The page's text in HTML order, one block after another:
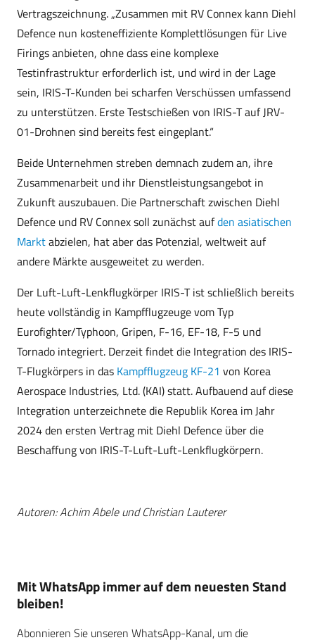
Vertragszeichnung. „Zusammen mit RV Connex kann Diehl
Defence nun kosteneffiziente Komplettlösungen für Live
Firings anbieten, ohne dass eine komplexe
Testinfrastruktur erforderlich ist, und wird in der Lage
sein, IRIS-T-Kunden bei scharfen Verschüssen umfassend
zu unterstützen. Erste Testschießen von IRIS-T auf JRV-
01-Drohnen sind bereits fest eingeplant.“
Beide Unternehmen streben demnach zudem an, ihre
Zusammenarbeit und ihr Dienstleistungsangebot in
Zukunft auszubauen. Die Partnerschaft zwischen Diehl
Defence und RV Connex soll zunächst aufden asiatischen
Marktabzielen, hat aber das Potenzial, weltweit auf
andere Märkte ausgeweitet zu werden.
Der Luft-Luft-Lenkflugkörper IRIS-T ist schließlich bereits
heute vollständig in Kampfflugzeuge vom Typ
Eurofighter/Typhoon, Gripen, F-16, EF-18, F-5 und
Tornado integriert. Derzeit findet die Integration des IRIS-
T-Flugkörpers in das Kampfflugzeug KF-21 von Korea
Aerospace Industries, Ltd. (KAI) statt. Aufbauend auf diese
Integration unterzeichnete die Republik Korea im Jahr
2024 den ersten Vertrag mit Diehl Defence über die
Beschaffung von IRIS-T-Luft-Luft-Lenkflugkörpern.
Autoren: Achim Abele und Christian Lauterer
Mit WhatsApp immer auf dem neuesten Stand
bleiben!
Abonnieren Sie unseren WhatsApp-Kanal, um die